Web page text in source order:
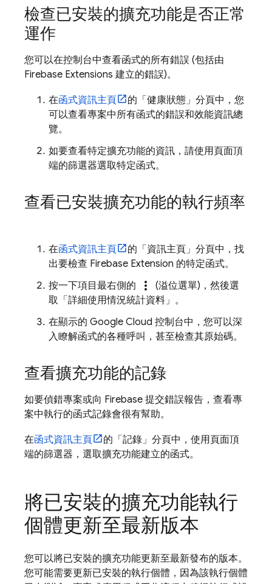
檢查已安裝的擴充功能是否正常
運作
您可以在控制台中查看函式的所有錯誤 (包括由
Firebase Extensions 建立的錯誤)。
在函式資訊主頁 的「健康狀態」 分頁中，您
可以查看專案中所有函式的錯誤和效能資訊總
覽。
如要查看特定擴充功能的資訊，請使用頁面頂
端的篩選器選取特定函式。
查看已安裝擴充功能的執行頻率
在函式資訊主頁 的「資訊主頁」 分頁中，找
出要檢查 Firebase Extension 的特定函式。
按一下項目最右側的
more_vert
(溢位選單)，然後選
取「詳細使用情況統計資料」 。
在顯示的 Google Cloud 控制台中，您可以深
入瞭解函式的各種呼叫，甚至檢查其原始碼。
查看擴充功能的記錄
如要偵錯專案或向 Firebase 提交錯誤報告，查看專
案中執行的函式記錄會很有幫助。
在函式資訊主頁 的「記錄」 分頁中，使用頁面頂
端的篩選器，選取擴充功能建立的函式。
將已安裝的擴充功能執行
個體更新至最新版本
您可以將已安裝的擴充功能更新至最新發布的版本。
您可能需要更新已安裝的執行個體，因為該執行個體